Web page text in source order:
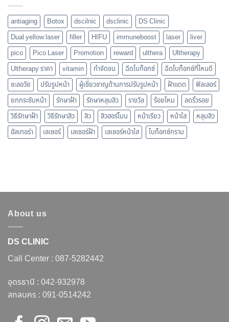
antiaging Botox dscilnic dsclinic
DS Clinic
Dual yellow laser
filler HIFU immuneboost laser
liver
pico
Pico Laser Promotion reward ulthera
Ultherapy
Ultherapy ราคา
vitamin กำจัดขน ฉีดโบท็อกซ์
ฉีดโบท็อกซ์ที่ไหนดี
ชะลอวัย
ปรับรูปหน้า ผู้เชี่ยวชาญด้านการปรับรูปหน้า ฝ้าแดด
ฟิลเลอร์
ยกกระชับหน้า
รักษาฝ้า รักษาหลุมสิว รางวัล ร้อยไหม
ลดริ้วรอย
วิธีรักษาฝ้า
วิธีรักษาสิว สิว สิวฮอร์โมน หน้าเรียว หน้าใส
หลุมสิว
อัลเทอร่า
เลเซอร์ เลเซอร์ฝ้า เลเซอร์หน้าใส โบท็อกซ์กราม
About us
DS CLINIC
Call Center : 087-5282442
อุดรธานี : 042-932978
สกลนคร : 091-0514242